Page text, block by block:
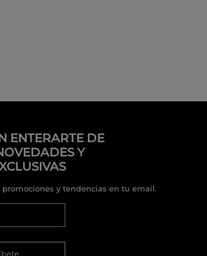
ENTERARTE DE
Y
y tendencias en tu email.